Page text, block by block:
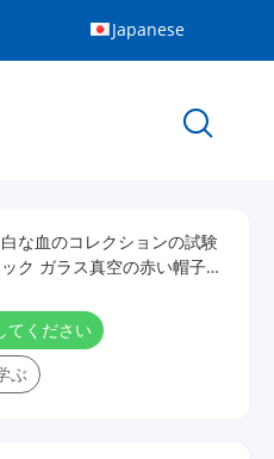
Japanese
な血のコレクションの試験
ク ガラス真空の赤い帽子
てください
ぶ